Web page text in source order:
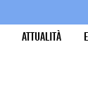
ATTUALITÀ